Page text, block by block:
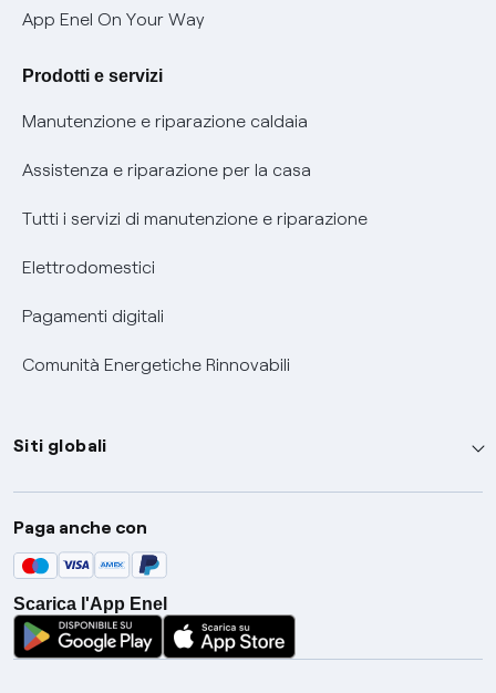
Verifica chi ti ha chiamato
Agevolazione utenti con disabilità per offerte Fibra
Informativa RAEE
App Enel On Your Way
Prodotti e servizi
Manutenzione e riparazione caldaia
Assistenza e riparazione per la casa
Tutti i servizi di manutenzione e riparazione
Elettrodomestici
Pagamenti digitali
Comunità Energetiche Rinnovabili
Siti globali
Enel Group
Enel Green Power
Global Trading
Global Procurement
Gridspertise
Paga anche con
Scarica l'App Enel